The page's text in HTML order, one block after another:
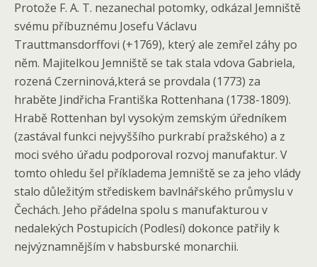
Protože F. A. T. nezanechal potomky, odkázal Jemniště
svému příbuznému Josefu Václavu
Trauttmansdorffovi (+1769), který ale zemřel záhy po
něm. Majitelkou Jemniště se tak stala vdova Gabriela,
rozená Czerninová,která se provdala (1773) za
hraběte Jindřicha Františka Rottenhana (1738-1809).
Hrabě Rottenhan byl vysokým zemským úředníkem
(zastával funkci nejvyššího purkrabí pražského) a z
moci svého úřadu podporoval rozvoj manufaktur. V
tomto ohledu šel příkladema Jemniště se za jeho vlády
stalo důležitým střediskem bavlnářského průmyslu v
Čechách. Jeho přádelna spolu s manufakturou v
nedalekých Postupicích (Podlesí) dokonce patřily k
nejvýznamnějším v habsburské monarchii.